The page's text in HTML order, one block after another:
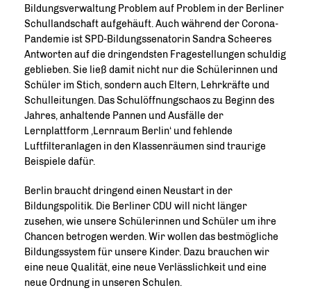
Bildungsverwaltung Problem auf Problem in der Berliner
Schullandschaft aufgehäuft. Auch während der Corona-
Pandemie ist SPD-Bildungssenatorin Sandra Scheeres
Antworten auf die dringendsten Fragestellungen schuldig
geblieben. Sie ließ damit nicht nur die Schülerinnen und
Schüler im Stich, sondern auch Eltern, Lehrkräfte und
Schulleitungen. Das Schulöffnungschaos zu Beginn des
Jahres, anhaltende Pannen und Ausfälle der
Lernplattform ‚Lernraum Berlin‘ und fehlende
Luftfilteranlagen in den Klassenräumen sind traurige
Beispiele dafür.
Berlin braucht dringend einen Neustart in der
Bildungspolitik. Die Berliner CDU will nicht länger
zusehen, wie unsere Schülerinnen und Schüler um ihre
Chancen betrogen werden. Wir wollen das bestmögliche
Bildungssystem für unsere Kinder. Dazu brauchen wir
eine neue Qualität, eine neue Verlässlichkeit und eine
neue Ordnung in unseren Schulen.